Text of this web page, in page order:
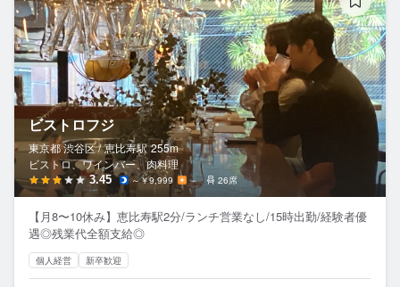
ビストロフジ
東京都 渋谷区 / 恵比寿駅 255m
ビストロ、ワインバー、肉料理
3.45 ～￥9,999 － 26席
【月8〜10休み】恵比寿駅2分/ランチ営業なし/15時出勤/経験者優
遇◎残業代全額支給◎
個人経営 新卒歓迎